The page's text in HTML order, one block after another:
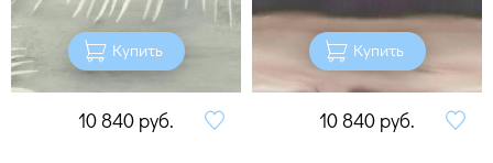
Купить
10 840 руб.
Купить
10 840 руб.